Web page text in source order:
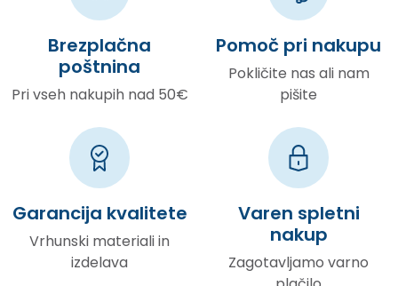
Brezplačna
poštnina
Pri vseh nakupih nad 50€
Pomoč pri nakupu
Pokličite nas ali nam
pišite
Garancija kvalitete
Vrhunski materiali in
izdelava
Varen spletni
nakup
Zagotavljamo varno